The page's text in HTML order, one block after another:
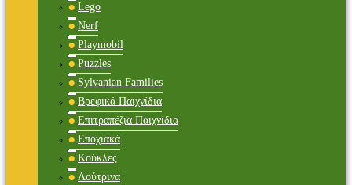
Lego
Nerf
Playmobil
Puzzles
Sylvanian Families
Βρεφικά Παιχνίδια
Επιτραπέζια Παιχνίδια
Εποχιακά
Κούκλες
Λούτρινα